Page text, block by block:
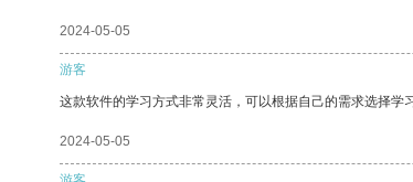
2024-05-05
游客
这款软件的学习方式非常灵活，可以根据自己的需求选择学
2024-05-05